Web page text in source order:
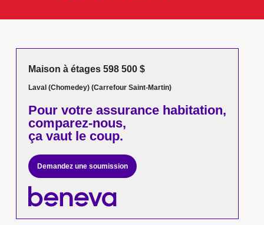
Maison à étages 598 500 $
Laval (Chomedey) (Carrefour Saint-Martin)
Pour votreassurance habitation,
comparez-nous,
ça vaut le coup.
Demandez une soumission